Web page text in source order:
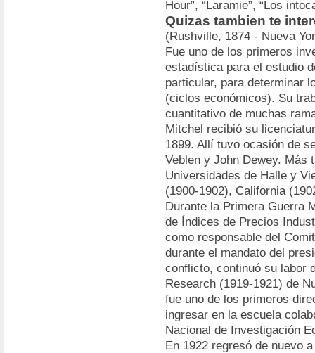
Hour”, “Laramie”, “Los
Quizas tambien te
(Rushville, 1874 - Nueva
Fue uno de los primeros
estadística para el estudio
particular, para determinar
(ciclos económicos). Su
cuantitativo de muchas
Mitchel recibió su
1899. Allí tuvo ocasión de
Veblen y John Dewey. Más
Universidades de Halle y
(1900-1902), California
Durante la Primera Guerra
de Índices de Precios
como responsable del
durante el mandato del
conflicto, continuó su labor
Research (1919-1921) de
fue uno de los primeros
ingresar en la escuela
Nacional de Investigación
En 1922 regresó de nuevo